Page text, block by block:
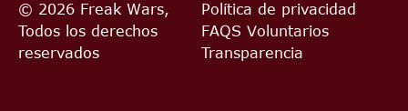
© 2026 Freak Wars,
Todos los derechos
reservados
Política de privacidad
FAQS Voluntarios
Transparencia